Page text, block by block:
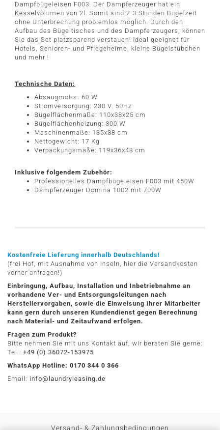
Dampfbügeleisen F003. Der Dampferzeuger hat ein
Kesselvolumen von 2l. Somit sind 2-3 Stunden Bügelzeit
ohne Unterbrechung problemlos möglich. Durch den
Aufbau des Bügeltisches und des Dampferzeugers, können
Sie das Set platzsparend verstauen! Ideal geeignet für
Hotels, Senioren- und Pflegeheime, kleine Bügelstübchen
und mehr !
Technische Daten:
Absaugmotor: 60 W
Stromversorgung: 230 V. 50Hz
Bügelflächenmaße: 110x38x25 cm
Bügelflächenheizung: 300 W
Maschinenmaße: 135x38 cm
Nettogewicht: 17 Kg
Verpackungsmaße: 119x36x48 cm
Inklusive folgendem Zubehör:
Professionelles Dampfbügeleisen F003 mit 450W
Dampferzeuger Domina 1002 mit 700W
Kostenfreie Lieferung innerhalb Deutschlands!
(frei Hof, mit Ausnahme von Inseln, hier die Versandkosten
vorher anfragen!)
Einbringung, Aufbau, Installation und Inbetriebnahme an
vorhandene Ver- und Entsorgungsleitungen nach
Herstellervorgaben, sowie die Einweisung Ihrer Mitarbeiter
kann gern durch unseren Kundendienst gegen Berechnung
nach Material- und Zeitaufwand erfolgen.
Fragen zum Produkt?
Bitte nehmen Sie mit uns Kontakt auf, wir beraten Sie gerne:
Tel.: +49 (0) 36072-153975
WhatsApp Hotline: 0170 344 0 366
Email: info@laundryleasing.de
Versand- & Zahlungsbedingungen